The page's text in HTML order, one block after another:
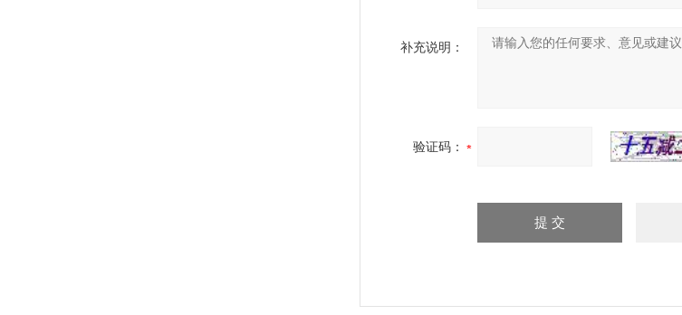
补充说明：
验证码：